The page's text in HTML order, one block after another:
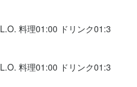
料理01:00 ドリンク01:3
料理01:00 ドリンク01:3